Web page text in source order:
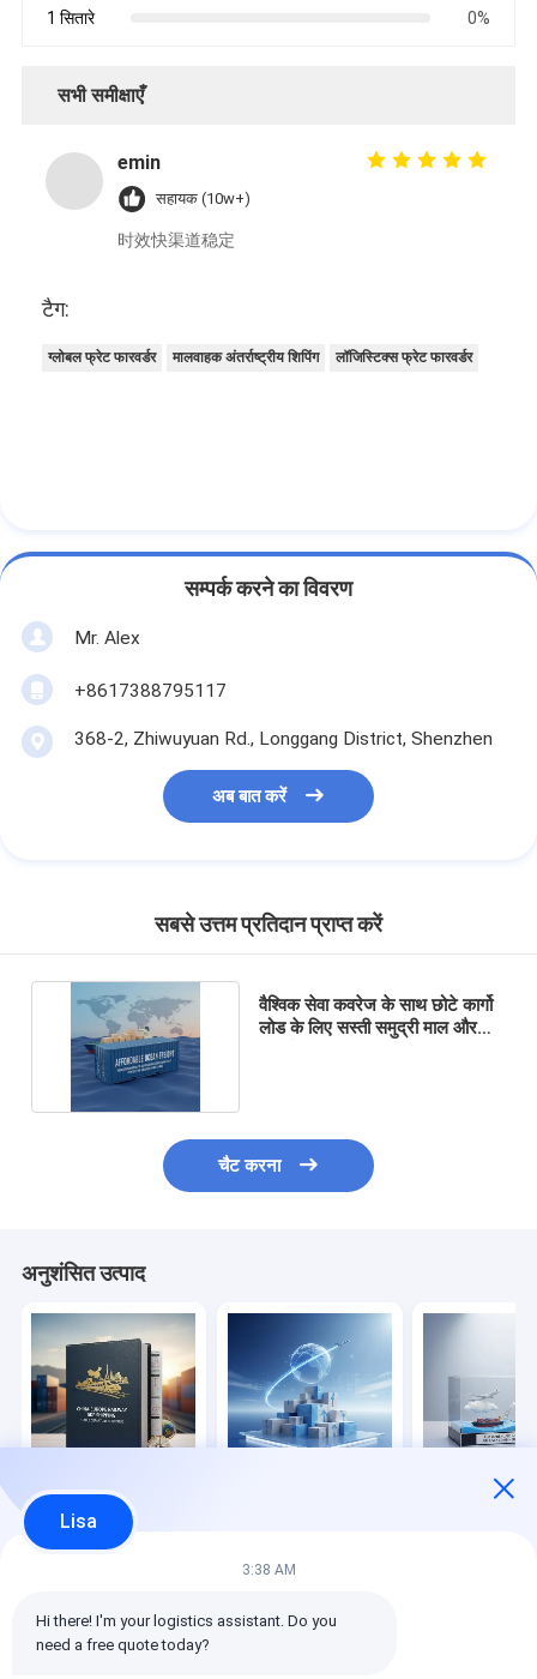
1 सितारे
0%
सभी समीक्षाएँ
emin
सहायक (10w+)
时效快渠道稳定
टैग:
ग्लोबल फ्रेट फारवर्डर मालवाहक अंतर्राष्ट्रीय शिपिंग लॉजिस्टिक्स फ्रेट फारवर्डर
सम्पर्क करने का विवरण
Mr. Alex
+8617388795117
368-2, Zhiwuyuan Rd., Longgang District, Shenzhen
अब बात करें
सबसे उत्तम प्रतिदान प्राप्त करें
वैश्विक सेवा कवरेज के साथ छोटे कार्गो
लोड के लिए सस्ती समुद्री माल और
चैट करना
अनुशंसित उत्पाद
चीन-यूरोप रेलवे डीडीपी नौवहन
स्थिर प्रस्थान कार्यक्रम
Lisa
3:38 AM
Hi there! I'm your logistics assistant. Do you
need a free quote today?